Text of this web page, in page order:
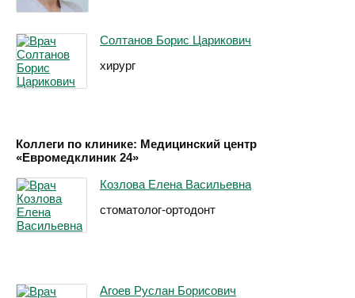
Солтанов Борис Царикович
хирург
Коллеги по клинике: Медицинский центр
«Евромедклиник 24»
Козлова Елена Васильевна
стоматолог-ортодонт
Агоев Руслан Борисович